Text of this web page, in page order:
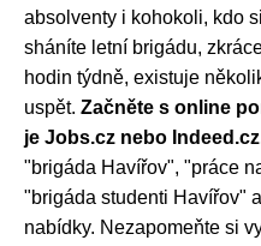
absolventy i kohokoli, kdo
sháníte letní brigádu,
hodin týdně, existuje
uspět. Začněte s online
je Jobs.cz nebo
"brigáda Havířov", "práce
"brigáda studenti Havířov"
nabídky. Nezapomeňte si